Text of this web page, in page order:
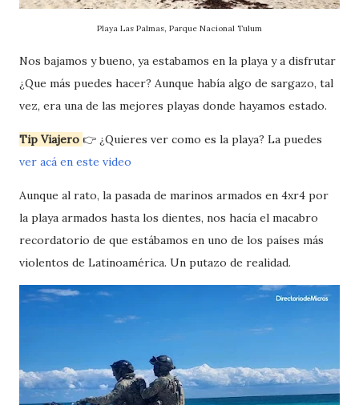
Playa Las Palmas, Parque Nacional Tulum
Nos bajamos y bueno, ya estabamos en la playa y a disfrutar
¿Que más puedes hacer? Aunque había algo de sargazo, tal
vez, era una de las mejores playas donde hayamos estado.
Tip Viajero 👉 ¿Quieres ver como es la playa? La puedes
ver acá en este video
Aunque al rato, la pasada de marinos armados en 4xr4 por
la playa armados hasta los dientes, nos hacía el macabro
recordatorio de que estábamos en uno de los países más
violentos de Latinoamérica. Un putazo de realidad.